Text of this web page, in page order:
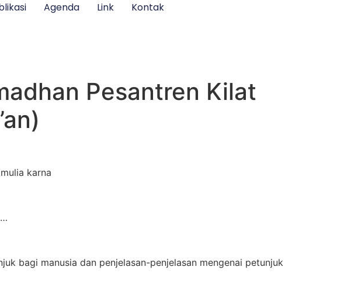
Agenda Link Kontak
Pesantren Kilat
karna
{ شَهۡرُ رَمَضَانَ ٱلَّذِیۤ أُنزِلَ فِیهِ ٱلۡقُرۡءَانُ هُدࣰى لِّلنَّاسِ وَبَیِّنَـٰتࣲ مِّنَ ٱلۡهُدَىٰ وَٱلۡفُرۡقَانِۚ …
bagi manusia dan penjelasan-penjelasan mengenai petunjuk